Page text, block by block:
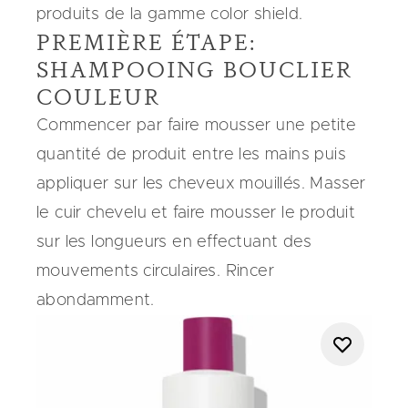
produits de la gamme color shield.
PREMIÈRE ÉTAPE:
SHAMPOOING BOUCLIER
COULEUR
Commencer par faire mousser une petite
quantité de produit entre les mains puis
appliquer sur les cheveux mouillés. Masser
le cuir chevelu et faire mousser le produit
sur les longueurs en effectuant des
mouvements circulaires. Rincer
abondamment.